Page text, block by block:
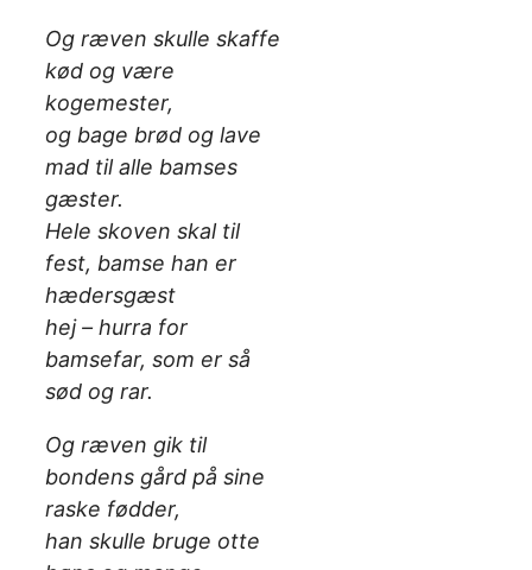
Og ræven skulle skaffe
kød og være
kogemester,
og bage brød og lave
mad til alle bamses
gæster.
Hele skoven skal til
fest, bamse han er
hædersgæst
hej – hurra for
bamsefar, som er så
sød og rar.
Og ræven gik til
bondens gård på sine
raske fødder,
han skulle bruge otte